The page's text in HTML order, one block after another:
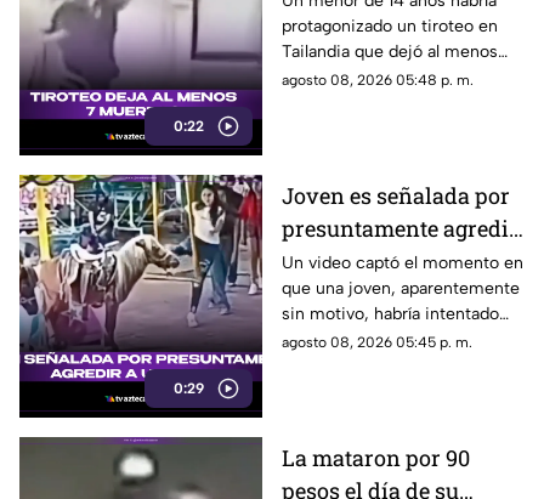
0:22
protagonizado un tiroteo en
Tailandia que dejó al menos
siete personas muertas, entre
agosto 08, 2026 05:48 p. m.
0:29
Joven es señalada por
presuntamente agredir
a un pony en feria de
Pueblo Mágico
Un video captó el momento en
que una joven, aparentemente
sin motivo, habría intentado
agredir a un pequeño pony.
agosto 08, 2026 05:45 p. m.
La mataron por 90
pesos el día de su